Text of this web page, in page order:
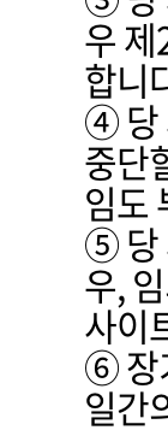
우
합니
④ 당
중단
임도
⑤ 당
우,
사이
⑥ 장
일간